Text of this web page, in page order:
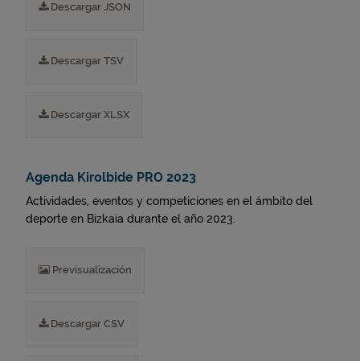
Descargar JSON
Descargar TSV
Descargar XLSX
Agenda Kirolbide PRO 2023
Actividades, eventos y competiciones en el ámbito del
deporte en Bizkaia durante el año 2023.
Previsualización
Descargar CSV